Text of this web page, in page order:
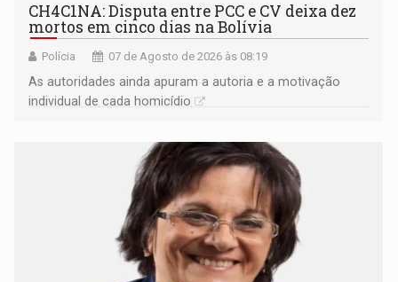
CH4C1NA: Disputa entre PCC e CV deixa dez
mortos em cinco dias na Bolívia
Polícia 07 de Agosto de 2026 às 08:19
As autoridades ainda apuram a autoria e a motivação
individual de cada homicídio